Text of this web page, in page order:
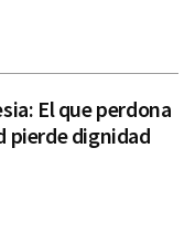
El que perdona
pierde dignidad